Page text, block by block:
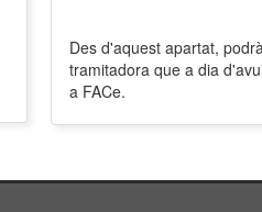
Des d'aquest apartat,
tramitadora que a dia
a FACe.